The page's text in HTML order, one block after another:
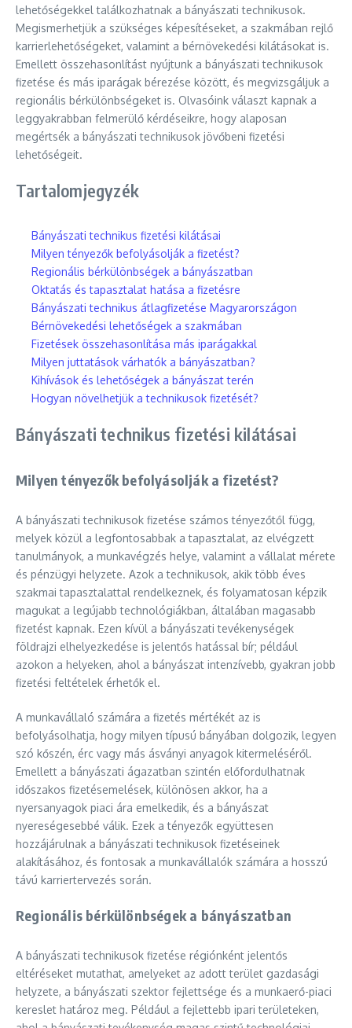
lehetőségekkel találkozhatnak a bányászati technikusok.
Megismerhetjük a szükséges képesítéseket, a szakmában rejlő
karrierlehetőségeket, valamint a bérnövekedési kilátásokat is.
Emellett összehasonlítást nyújtunk a bányászati technikusok
fizetése és más iparágak bérezése között, és megvizsgáljuk a
regionális bérkülönbségeket is. Olvasóink választ kapnak a
leggyakrabban felmerülő kérdéseikre, hogy alaposan
megértsék a bányászati technikusok jövőbeni fizetési
lehetőségeit.
Tartalomjegyzék
Bányászati technikus fizetési kilátásai
Milyen tényezők befolyásolják a fizetést?
Regionális bérkülönbségek a bányászatban
Oktatás és tapasztalat hatása a fizetésre
Bányászati technikus átlagfizetése Magyarországon
Bérnövekedési lehetőségek a szakmában
Fizetések összehasonlítása más iparágakkal
Milyen juttatások várhatók a bányászatban?
Kihívások és lehetőségek a bányászat terén
Hogyan növelhetjük a technikusok fizetését?
Bányászati technikus fizetési kilátásai
Milyen tényezők befolyásolják a fizetést?
A bányászati technikusok fizetése számos tényezőtől függ,
melyek közül a legfontosabbak a tapasztalat, az elvégzett
tanulmányok, a munkavégzés helye, valamint a vállalat mérete
és pénzügyi helyzete. Azok a technikusok, akik több éves
szakmai tapasztalattal rendelkeznek, és folyamatosan képzik
magukat a legújabb technológiákban, általában magasabb
fizetést kapnak. Ezen kívül a bányászati tevékenységek
földrajzi elhelyezkedése is jelentős hatással bír; például
azokon a helyeken, ahol a bányászat intenzívebb, gyakran jobb
fizetési feltételek érhetők el.
A munkavállaló számára a fizetés mértékét az is
befolyásolhatja, hogy milyen típusú bányában dolgozik, legyen
szó kőszén, érc vagy más ásványi anyagok kitermeléséről.
Emellett a bányászati ágazatban szintén előfordulhatnak
időszakos fizetésemelések, különösen akkor, ha a
nyersanyagok piaci ára emelkedik, és a bányászat
nyereségesebbé válik. Ezek a tényezők együttesen
hozzájárulnak a bányászati technikusok fizetéseinek
alakításához, és fontosak a munkavállalók számára a hosszú
távú karriertervezés során.
Regionális bérkülönbségek a bányászatban
A bányászati technikusok fizetése régiónként jelentős
eltéréseket mutathat, amelyeket az adott terület gazdasági
helyzete, a bányászati szektor fejlettsége és a munkaerő-piaci
kereslet határoz meg. Például a fejlettebb ipari területeken,